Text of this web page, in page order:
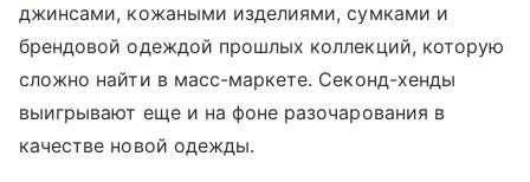
джинсами, кожаными изделиями, сумками и
брендовой одеждой прошлых коллекций, которую
сложно найти в масс-маркете. Секонд-хенды
выигрывают еще и на фоне разочарования в
качестве новой одежды.